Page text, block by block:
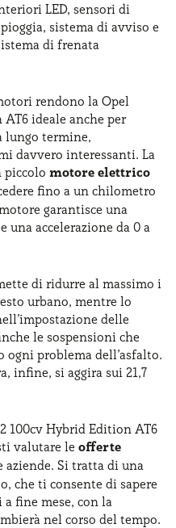
LED, sensori di
sistema di avviso e
di frenata
rendono la Opel
ideale anche per
lungo termine,
davvero interessanti. La
piccolo motore elettrico
fino a un chilometro
garantisce una
una accelerazione da 0 a
di ridurre al massimo i
urbano, mentre lo
delle
le sospensioni che
ogni problema dell’asfalto.
infine, si aggira sui 21,7
100cv Hybrid Edition AT6
valutare le offerte
aziende. Si tratta di una
che ti consente di sapere
fine mese, con la
nel corso del tempo.